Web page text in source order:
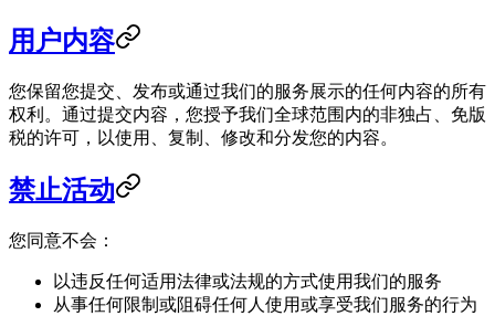
用户内容
您保留您提交、发布或通过我们的服务展示的任何内容的所有
权利。通过提交内容，您授予我们全球范围内的非独占、免版
税的许可，以使用、复制、修改和分发您的内容。
禁止活动
您同意不会：
以违反任何适用法律或法规的方式使用我们的服务
从事任何限制或阻碍任何人使用或享受我们服务的行为